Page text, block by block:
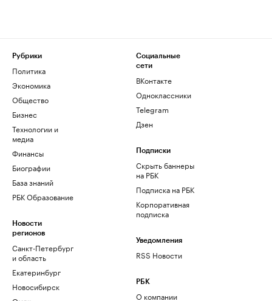
Рубрики
Политика
Экономика
Общество
Бизнес
Технологии и
медиа
Финансы
Биографии
База знаний
РБК Образование
Новости
регионов
Санкт-Петербург
и область
Екатеринбург
Новосибирск
Социальные
сети
ВКонтакте
Одноклассники
Telegram
Дзен
Подписки
Скрыть баннеры
на РБК
Подписка на РБК
Корпоративная
подписка
Уведомления
RSS Новости
РБК
О компании